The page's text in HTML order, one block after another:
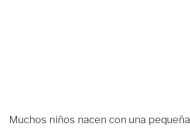
Muchos niños nacen con una pequeña